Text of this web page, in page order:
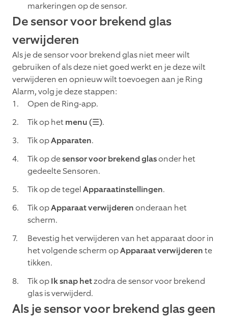
markeringen op de sensor.
De sensor voor brekend glas
verwijderen
Als je de sensor voor brekend glas niet meer wilt
gebruiken of als deze niet goed werkt en je deze wilt
verwijderen en opnieuw wilt toevoegen aan je Ring
Alarm, volg je deze stappen:
Open de Ring-app.
Tik op hetmenu (☰).
Tik opApparaten.
Tik op desensor voor brekend glasonder het
gedeelte Sensoren.
Tik op de tegelApparaatinstellingen.
Tik opApparaat verwijderenonderaan het
scherm.
Bevestig het verwijderen van het apparaat door in
het volgende scherm opApparaat verwijderente
tikken.
Tik opIk snap hetzodra de sensor voor brekend
glas is verwijderd.
Als je sensor voor brekend glas geen